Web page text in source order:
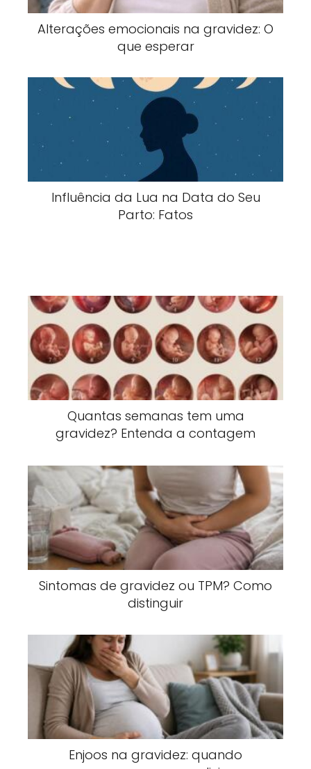
Alterações emocionais na gravidez: O
que esperar
Influência da Lua na Data do Seu
Parto: Fatos
Quantas semanas tem uma
gravidez? Entenda a contagem
Sintomas de gravidez ou TPM? Como
distinguir
Enjoos na gravidez: quando